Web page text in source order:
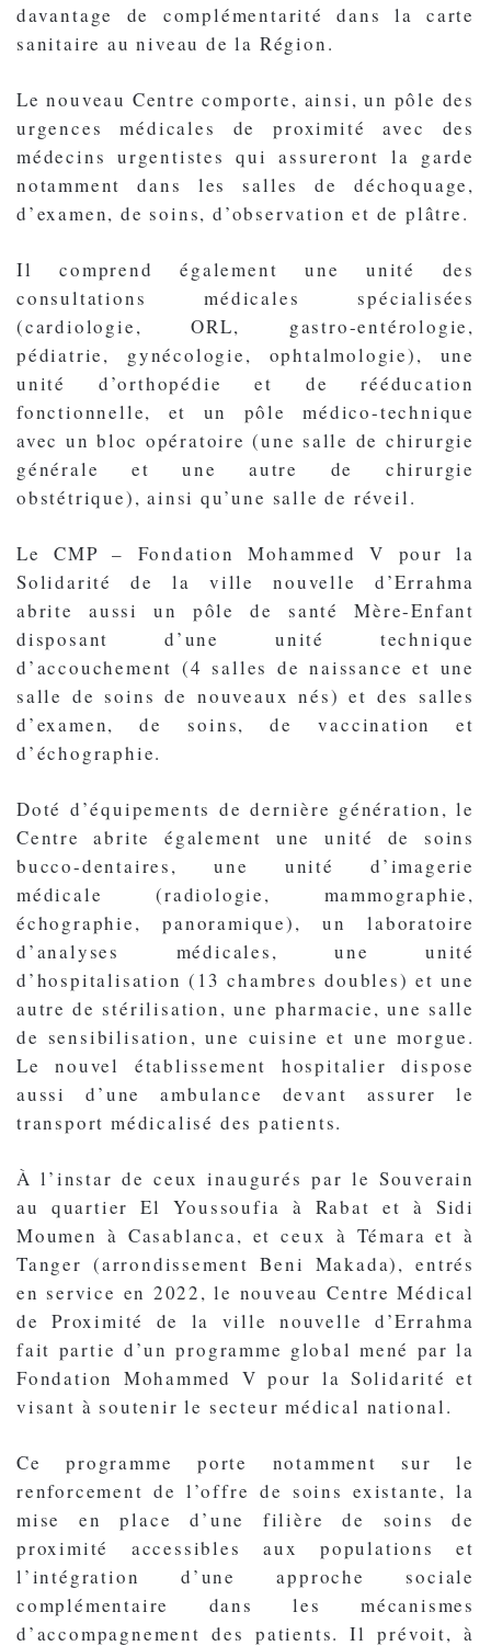
davantage de complémentarité dans la carte
sanitaire au niveau de la Région.
Le nouveau Centre comporte, ainsi, un pôle des
urgences médicales de proximité avec des
médecins urgentistes qui assureront la garde
notamment dans les salles de déchoquage,
d’examen, de soins, d’observation et de plâtre.
Il comprend également une unité des
consultations médicales spécialisées
(cardiologie, ORL, gastro-entérologie,
pédiatrie, gynécologie, ophtalmologie), une
unité d’orthopédie et de rééducation
fonctionnelle, et un pôle médico-technique
avec un bloc opératoire (une salle de chirurgie
générale et une autre de chirurgie
obstétrique), ainsi qu’une salle de réveil.
Le CMP – Fondation Mohammed V pour la
Solidarité de la ville nouvelle d’Errahma
abrite aussi un pôle de santé Mère-Enfant
disposant d’une unité technique
d’accouchement (4 salles de naissance et une
salle de soins de nouveaux nés) et des salles
d’examen, de soins, de vaccination et
d’échographie.
Doté d’équipements de dernière génération, le
Centre abrite également une unité de soins
bucco-dentaires, une unité d’imagerie
médicale (radiologie, mammographie,
échographie, panoramique), un laboratoire
d’analyses médicales, une unité
d’hospitalisation (13 chambres doubles) et une
autre de stérilisation, une pharmacie, une salle
de sensibilisation, une cuisine et une morgue.
Le nouvel établissement hospitalier dispose
aussi d’une ambulance devant assurer le
transport médicalisé des patients.
À l’instar de ceux inaugurés par le Souverain
au quartier El Youssoufia à Rabat et à Sidi
Moumen à Casablanca, et ceux à Témara et à
Tanger (arrondissement Beni Makada), entrés
en service en 2022, le nouveau Centre Médical
de Proximité de la ville nouvelle d’Errahma
fait partie d’un programme global mené par la
Fondation Mohammed V pour la Solidarité et
visant à soutenir le secteur médical national.
Ce programme porte notamment sur le
renforcement de l’offre de soins existante, la
mise en place d’une filière de soins de
proximité accessibles aux populations et
l’intégration d’une approche sociale
complémentaire dans les mécanismes
d’accompagnement des patients. Il prévoit, à